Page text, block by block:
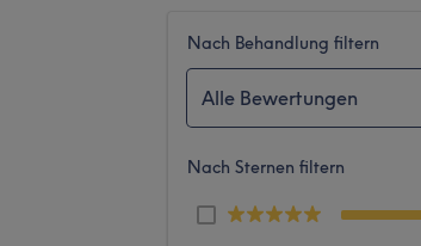
Nach Behandlung filtern
Alle Bewertungen
Nach Sternen filtern